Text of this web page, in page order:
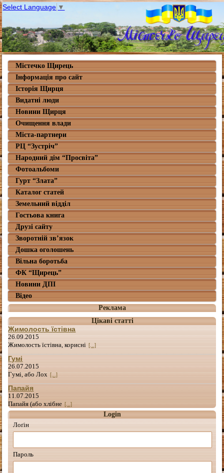
Select Language ▼
Містечко Щирець
Інформація про сайт
Історія Щирця
Видатні люди
Новини Щирця
Очищення влади
Міста-партнери
РЦ “Зустріч”
Народний дім “Просвіта”
Фотоальбоми
Гурт “Злата”
Каталог статей
Земельний відділ
Гостьова книга
Друзі сайту
Зворотній зв’язок
Дошка оголошень
Вільна боротьба
ФК “Щирець”
Новини ДПІ
Відео
Реклама
Цікаві статті
Жимолость їстівна
26.09.2015
Жимолость їстівна, корисні [...]
Гумі
26.07.2015
Гумі, або Лох [...]
Папайя
11.07.2015
Папайя (або хлібне [...]
Login
Лоґін
Пароль